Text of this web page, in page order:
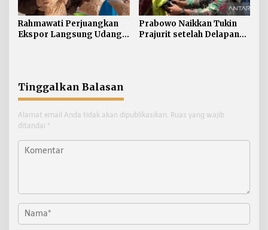
Rahmawati Perjuangkan
Ekspor Langsung Udang
Prabowo Naikkan Tukin
Prajurit setelah Delapan
Tinggalkan Balasan
Alamat email Anda tidak akan dipublikasikan. Ruas yang wajib
ditandai *